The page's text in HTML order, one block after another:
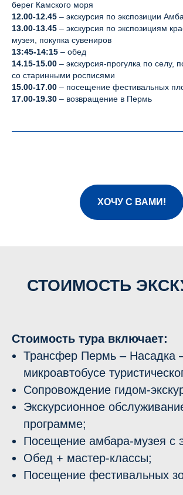
берег Камского моря
12.00-12.45 – экскурсия по экспозиции
13.00-13.45 – экскурсия по экспозициям
музея, покупка сувениров
13:45-14:15 – обед
14.15-15.00 – экскурсия-прогулка по селу,
со старинными росписями
15.00-17.00 – посещение фестивальных
17.00-19.30 – возвращение в Пермь
ХОЧУ С ВАМИ!
СТОИМОСТЬ
Стоимость тура включает:
Трансфер Пермь – Насадка
микроавтобусе
Сопровождение гидом-
Экскурсионное
программе;
Посещение амбара-музея с
Обед + мастер-классы;
Посещение фестивальных